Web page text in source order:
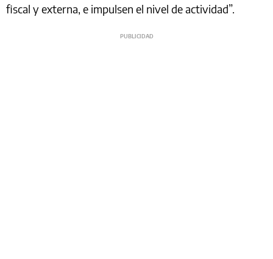
fiscal y externa, e impulsen el nivel de actividad”.